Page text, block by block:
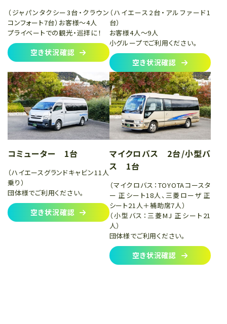
（ジャパンタクシー3台・クラウン
コンフォート7台）お客様～4人
プライベートでの観光・巡拝に！
空き状況確認
（ハイエース2台・アルファード1
台）
お客様4人～9人
小グループでご利用ください。
空き状況確認
コミューター 1台
（ハイエースグランドキャビン11人
乗り）
団体様でご利用ください。
空き状況確認
マイクロバス 2台/小型バ
ス 1台
（マイクロバス：TOYOTAコースタ
ー 正シート18人、三菱ローザ 正
シート21人＋補助席7人）
（小型バス：三菱MJ 正シート21
人）
団体様でご利用ください。
空き状況確認